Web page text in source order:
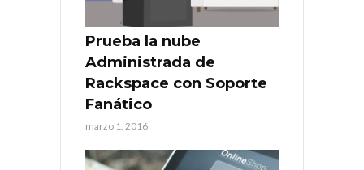
Prueba la nube
Administrada de
Rackspace con Soporte
Fanático
marzo 1, 2016